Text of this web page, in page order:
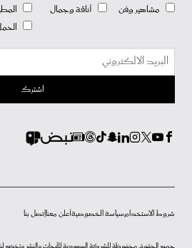
مشاهير وفن
أناقة وجمال
شروط الاستخدامسياسة الخصوصيةأعلن معناإتصل بنا